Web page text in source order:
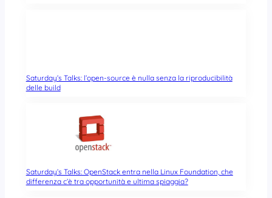
Saturday’s Talks: l’open-source è nulla senza la riproducibilità
delle build
Saturday’s Talks: OpenStack entra nella Linux Foundation, che
differenza c’è tra opportunità e ultima spiaggia?